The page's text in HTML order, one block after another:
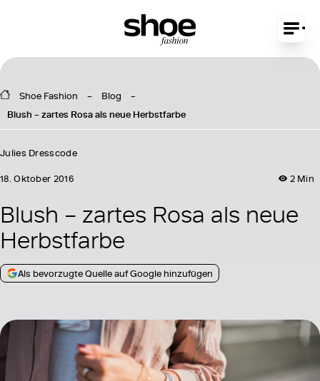
Shoe Fashion
Blog
Blush – zartes Rosa als neue Herbstfarbe
Julies Dresscode
2 Min
18. Oktober 2016
Blush – zartes Rosa als neue
Herbstfarbe
Als bevorzugte Quelle auf Google hinzufügen